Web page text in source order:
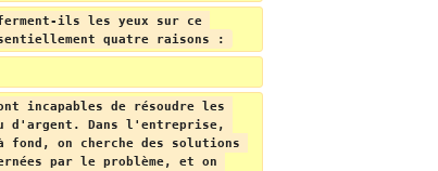
ferment-ils les yeux sur ce
quatre raisons :
incapables de résoudre les
d'argent. Dans l'entreprise,
on cherche des solutions
par le problème, et on